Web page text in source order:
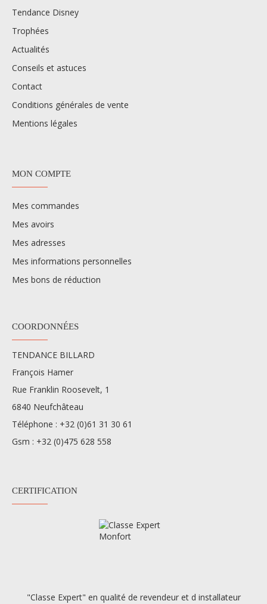
Tendance Disney
Trophées
Actualités
Conseils et astuces
Contact
Conditions générales de vente
Mentions légales
MON COMPTE
Mes commandes
Mes avoirs
Mes adresses
Mes informations personnelles
Mes bons de réduction
COORDONNÉES
TENDANCE BILLARD
François Hamer
Rue Franklin Roosevelt, 1
6840 Neufchâteau
Téléphone : +32 (0)61 31 30 61
Gsm : +32 (0)475 628 558
CERTIFICATION
"Classe Expert" en qualité de revendeur et d installateur